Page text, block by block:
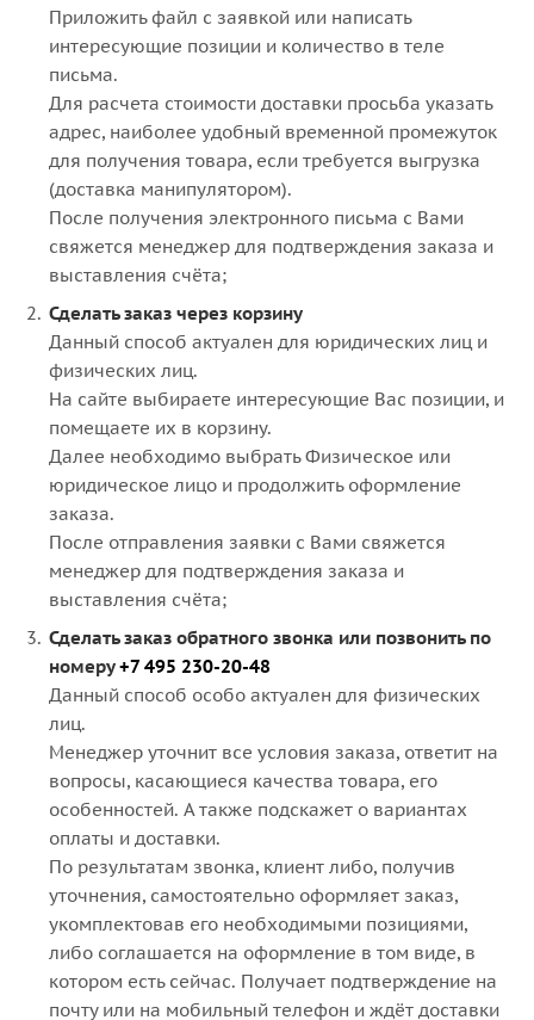
Приложить файл с заявкой или написать
интересующие позиции и количество в теле
письма.
Для расчета стоимости доставки просьба указать
адрес, наиболее удобный временной промежуток
для получения товара, если требуется выгрузка
(доставка манипулятором).
После получения электронного письма с Вами
свяжется менеджер для подтверждения заказа и
выставления счёта;
Сделать заказ через корзину
Данный способ актуален для юридических лиц и
физических лиц.
На сайте выбираете интересующие Вас позиции, и
помещаете их в корзину.
Далее необходимо выбрать Физическое или
юридическое лицо и продолжить оформление
заказа.
После отправления заявки с Вами свяжется
менеджер для подтверждения заказа и
выставления счёта;
Сделать заказ обратного звонка или позвонить по
номеру+7 495 230-20-48
Данный способ особо актуален для физических
лиц.
Менеджер уточнит все условия заказа, ответит на
вопросы, касающиеся качества товара, его
особенностей. А также подскажет о вариантах
оплаты и доставки.
По результатам звонка, клиент либо, получив
уточнения, самостоятельно оформляет заказ,
укомплектовав его необходимыми позициями,
либо соглашается на оформление в том виде, в
котором есть сейчас. Получает подтверждение на
почту или на мобильный телефон и ждёт доставки